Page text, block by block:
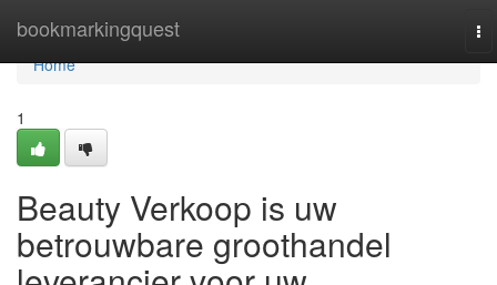
bookmarkingquest
Home
Home
1
Beauty Verkoop is uw
betrouwbare groothandel